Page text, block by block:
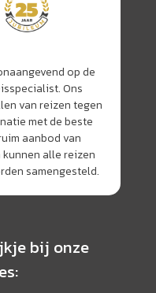
op de
Ons
van reizen tegen
met de beste
aanbod van
alle reizen
samengesteld.
bij onze